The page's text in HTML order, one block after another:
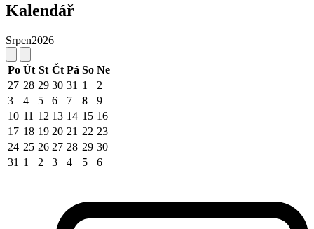
Kalendář
Srpen2026
Po Út St Čt Pá So Ne
27 28 29 30 31 1
2
3
4 5 6 7 8
9
10 11 12 13 14 15 16
17 18 19 20 21 22 23
24 25 26 27 28 29 30
31 1 2 3 4 5 6